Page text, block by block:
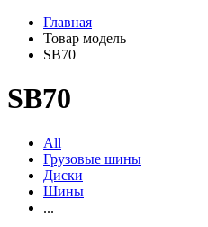
Главная
Товар модель
SB70
SB70
All
Грузовые шины
Диски
Шины
...